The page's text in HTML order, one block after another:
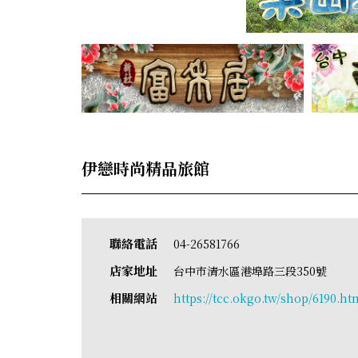
伊戀時尚精品旅館
聯絡電話 04-26581766
店家地址 台中市清水區港埠路三段350號
相關網站 https://tcc.okgo.tw/shop/